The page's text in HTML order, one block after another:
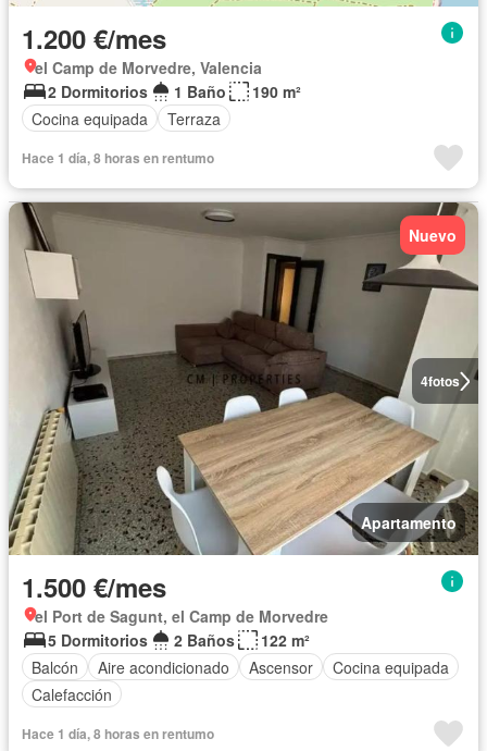
1.200 €/mes
el Camp de Morvedre, Valencia
2 Dormitorios
1 Baño
190 m²
Cocina equipada
Terraza
Hace 1 día, 8 horas en rentumo
4fotos
Nuevo
Apartamento
1.500 €/mes
el Port de Sagunt, el Camp de Morvedre
5 Dormitorios
2 Baños
122 m²
Balcón
Aire acondicionado Ascensor
Cocina equipada
Calefacción
Hace 1 día, 8 horas en rentumo